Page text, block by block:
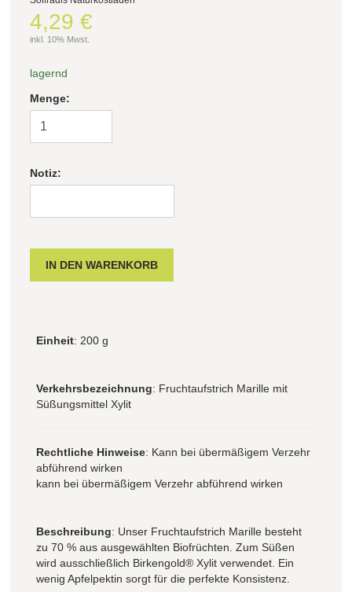
Filter zurücksetzen
4,29 €
inkl. 10% Mwst.
lagernd
Menge:
Notiz:
Einheit: 200 g
Verkehrsbezeichnung: Fruchtaufstrich Marille mit
Süßungsmittel Xylit
Rechtliche Hinweise: Kann bei übermäßigem Verzehr
abführend wirken
kann bei übermäßigem Verzehr abführend wirken
Beschreibung: Unser Fruchtaufstrich Marille besteht
zu 70 % aus ausgewählten Biofrüchten. Zum Süßen
wird ausschließlich Birkengold® Xylit verwendet. Ein
wenig Apfelpektin sorgt für die perfekte Konsistenz.